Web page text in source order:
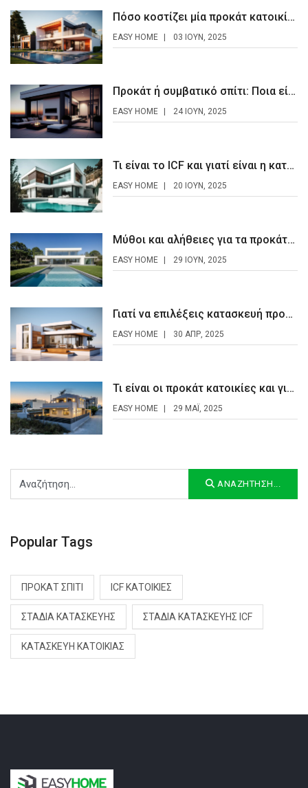
Πόσο κοστίζει μία προκάτ κατοικία το 2025
EASY HOME 03 ΙΟΥΝ, 2025
Προκάτ ή συμβατικό σπίτι: Ποια είναι η καλύτερη επιλογή;
EASY HOME 24 ΙΟΥΝ, 2025
Τι είναι το ICF και γιατί είναι η κατασκευή του μέλλοντος;
EASY HOME 20 ΙΟΥΝ, 2025
Μύθοι και αλήθειες για τα προκάτ σπίτια
EASY HOME 29 ΙΟΥΝ, 2025
Γιατί να επιλέξεις κατασκευή προκατ σπιτιού
EASY HOME 30 ΑΠΡ, 2025
Τι είναι οι προκάτ κατοικίες και γιατί κερδίζουν έδαφος στην Ελλάδα;
EASY HOME 29 ΜΆΙ, 2025
Αναζήτηση...
ΑΝΑΖΉΤΗΣΗ...
Popular Tags
ΠΡΟΚΆΤ ΣΠΊΤΙ ICF ΚΑΤΟΙΚΊΕΣ
ΣΤΆΔΙΑ ΚΑΤΑΣΚΕΥΉΣ ΣΤΆΔΙΑ ΚΑΤΑΣΚΕΥΉΣ ICF
ΚΑΤΑΣΚΕΥΉ ΚΑΤΟΙΚΊΑΣ